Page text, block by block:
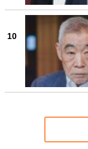
10